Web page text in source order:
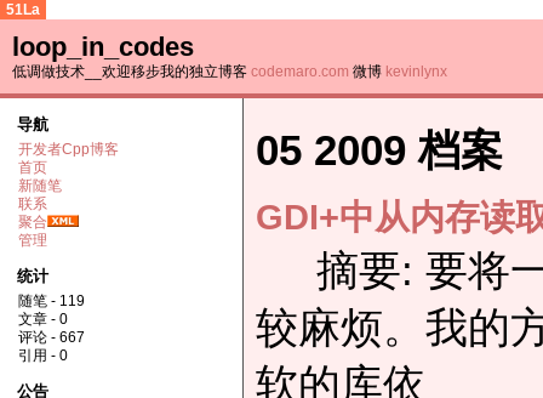
51La
loop_in_codes
低调做技术__欢迎移步我的独立博客 codemaro.com 微博 kevinlynx
导航
开发者Cpp博客
首页
新随笔
联系
聚合
管理
统计
随笔 - 119
文章 - 0
评论 - 667
引用 - 0
公告
05 2009 档案
GDI+中从内存读
摘要: 要将一
较麻烦。我的
软的库依